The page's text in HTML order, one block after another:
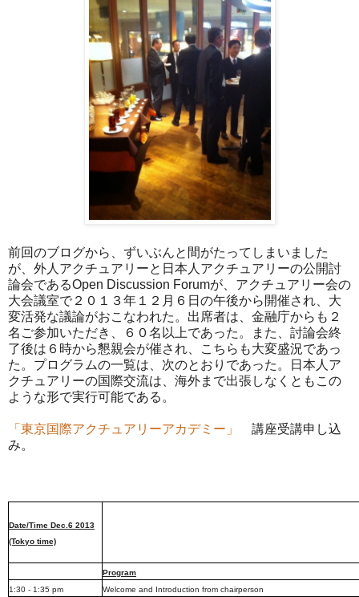
前回のブログから、ずいぶんと間がたってしまいました
が、外人アクチュアリーと日本人アクチュアリーの公開討
論会であるOpen Discussion Forumが、アクチュアリー会の
大会議室で２０１３年１２月６日の午後から開催され、大
変活発な議論がおこなわれた。出席者は、金融庁からも２
名ご参加いただき、６０名以上であった。また、討論会終
了後は６時から懇親会が催され、こちらも大変盛況であっ
た。プログラムの一覧は、次のとおりであった。日本人ア
クチュアリーの国際交流は、海外まで出張しなくともこの
ような形で実行可能である。
「東京国際アクチュアリーアカデミー」
講座受講申し込
み。
Date/Time Dec.6 2013
(Tokyo time)
Program
1:30 - 1:35 pm
Welcome and Introduction from chairperson